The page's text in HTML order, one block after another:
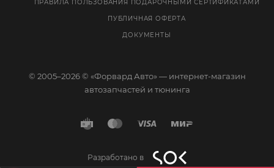
ПРАВИЛА ПОЛЬЗОВАНИЯ ПОДАРОЧНЫМИ СЕРТИФИКАТАМИ
ПУБЛИЧНАЯ ОФЕРТА
ДОКУМЕНТЫ
© 2005–2026 © «Форвард Авто» — интернет-магазин
автозапчастей и тюнинга
Разработано в